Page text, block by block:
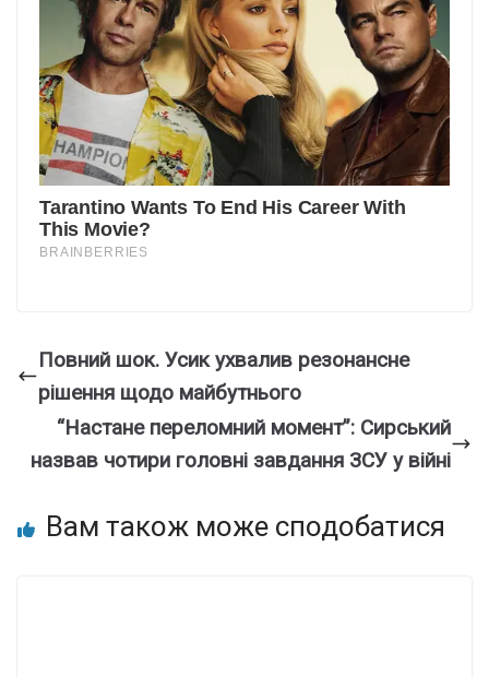
Повний шок. Усик ухвалив резонансне
рішення щодо майбутнього
“Настане переломний момент”: Сирський
назвав чотири головні завдання ЗСУ у війні
Вам також може сподобатися